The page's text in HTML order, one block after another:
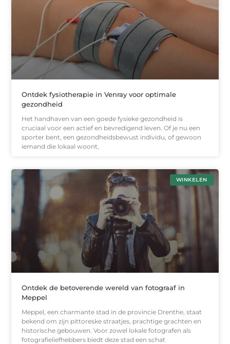
Ontdek fysiotherapie in Venray voor optimale
gezondheid
Het handhaven van een goede fysieke gezondheid is
cruciaal voor een actief en bevredigend leven. Of je nu een
sporter bent, een gezondheidsbewust individu, of gewoon
iemand die lokaal woont,
WINKELEN
Ontdek de betoverende wereld van fotograaf in
Meppel
Meppel, een charmante stad in de provincie Drenthe, staat
bekend om zijn pittoreske straatjes, prachtige grachten en
historische gebouwen. Voor zowel lokale fotografen als
fotografieliefhebbers biedt deze stad een schat